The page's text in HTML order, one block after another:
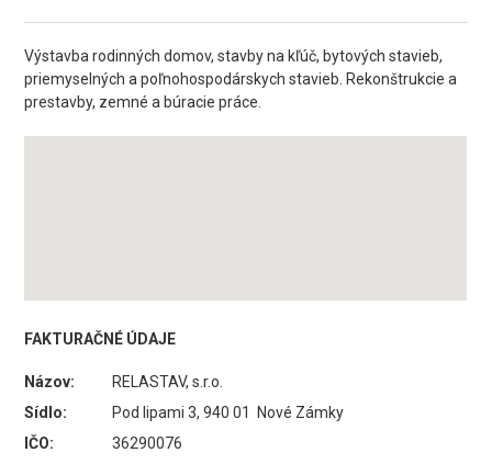
Výstavba rodinných domov, stavby na kľúč, bytových stavieb,
priemyselných a poľnohospodárskych stavieb. Rekonštrukcie a
prestavby, zemné a búracie práce.
FAKTURAČNÉ ÚDAJE
Názov:
RELASTAV, s.r.o.
Sídlo:
Pod lipami 3, 940 01 Nové Zámky
IČO:
36290076